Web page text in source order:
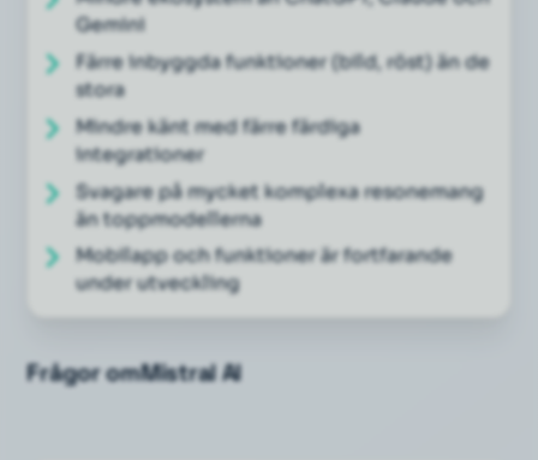
Gemini
Färre inbyggda funktioner (bild, röst) än de
stora
Mindre känt med färre färdiga
integrationer
Svagare på mycket komplexa resonemang
än toppmodellerna
Mobilapp och funktioner är fortfarande
under utveckling
Frågor omMistral AI